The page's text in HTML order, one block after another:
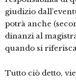
giudizio
potrà anche
dinanzi al
quando si
Tutto ciò detto,